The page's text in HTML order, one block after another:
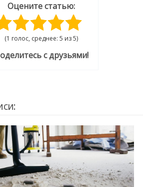
Оцените статью:
(1 голос, среднее: 5 из 5)
с друзьями!